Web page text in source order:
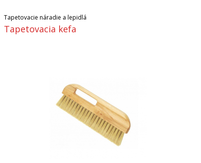
Tapetovacie náradie a lepidlá
Tapetovacia kefa